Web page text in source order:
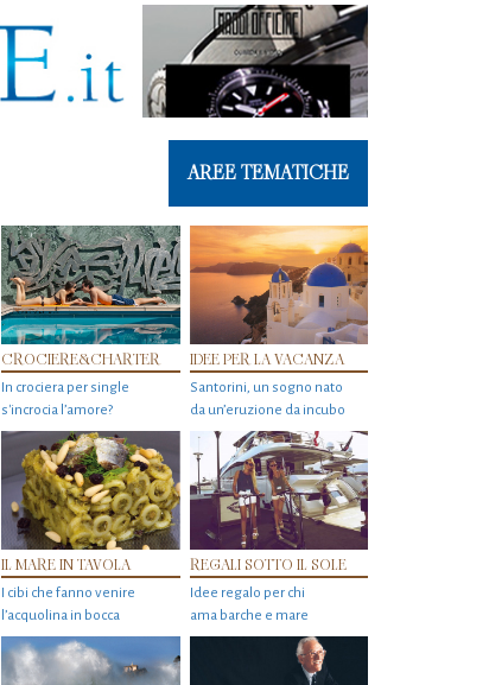
AREE TEMATICHE
CROCIERE&CHARTER
In crociera per single
s'incrocia l’amore?
IDEE PER LA VACANZA
Santorini, un sogno nato
da un’eruzione da incubo
IL MARE IN TAVOLA
I cibi che fanno venire
l’acquolina in bocca
REGALI SOTTO IL SOLE
Idee regalo per chi
ama barche e mare